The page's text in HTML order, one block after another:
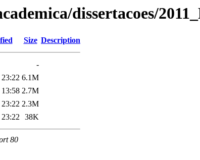
dissertacoes/
Size Description
-
23:22 6.1M
13:58 2.7M
23:22 2.3M
23:22 38K
80